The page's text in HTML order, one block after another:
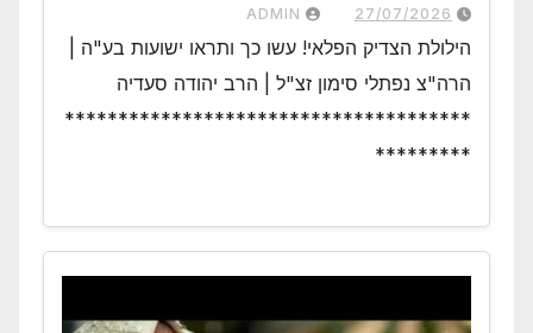
27/07/2026
ADMIN
הילולת הצדיק הפלאי! עשו כך ותראו ישועות בע"ה |
הרה"צ נפתלי סימון זצ"ל | הרב יהודה סעדיה
**************************************
*********